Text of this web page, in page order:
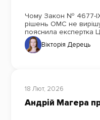
Чому Закон № 4677-
рішень ОМС не
пояснила експертка
Вікторія Дерець
18 Лют, 2026
Андрій Магера